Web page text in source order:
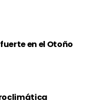
en el Otoño